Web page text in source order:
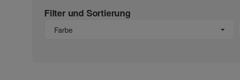
Filter und Sortierung
Farbe